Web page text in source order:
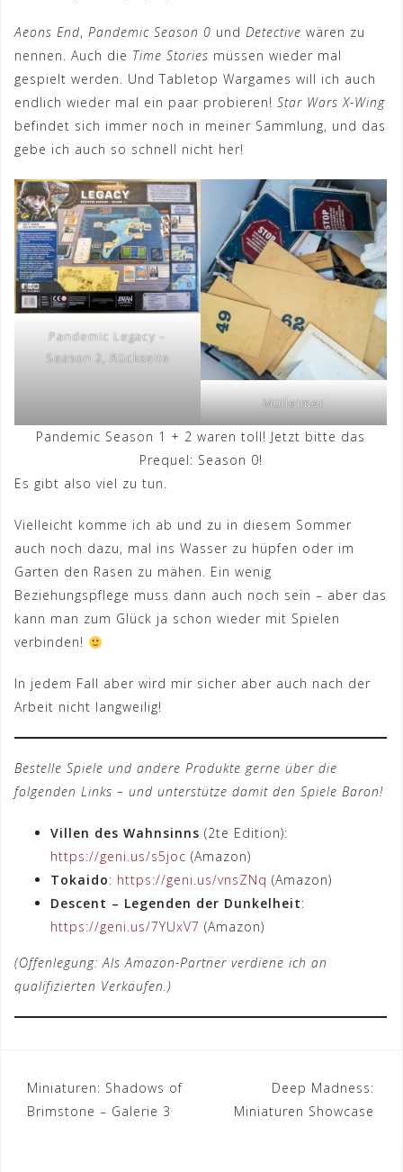
Aeons End, Pandemic Season 0 und Detective wären zu
nennen. Auch die Time Stories müssen wieder mal
gespielt werden. Und Tabletop Wargames will ich auch
endlich wieder mal ein paar probieren! Star Wars X-Wing
befindet sich immer noch in meiner Sammlung, und das
gebe ich auch so schnell nicht her!
Pandemic Legacy –
Season 2, Rückseite
Mülleimer
Pandemic Season 1 + 2 waren toll! Jetzt bitte das
Prequel: Season 0!
Es gibt also viel zu tun.
Vielleicht komme ich ab und zu in diesem Sommer
auch noch dazu, mal ins Wasser zu hüpfen oder im
Garten den Rasen zu mähen. Ein wenig
Beziehungspflege muss dann auch noch sein – aber das
kann man zum Glück ja schon wieder mit Spielen
verbinden!
In jedem Fall aber wird mir sicher aber auch nach der
Arbeit nicht langweilig!
Bestelle Spiele und andere Produkte gerne über die
folgenden Links – und unterstütze damit den Spiele Baron!
Villen des Wahnsinns (2te Edition):
https://geni.us/s5joc (Amazon)
Tokaido: https://geni.us/vnsZNq (Amazon)
Descent – Legenden der Dunkelheit:
https://geni.us/7YUxV7 (Amazon)
(Offenlegung: Als Amazon-Partner verdiene ich an
qualifizierten Verkäufen.)
Beitrags-
Navigation
Miniaturen: Shadows of
Brimstone – Galerie 3
Deep Madness:
Miniaturen Showcase